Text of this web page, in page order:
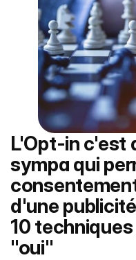
L'Opt-in c'est
sympa qui
d'une
10
"oui"